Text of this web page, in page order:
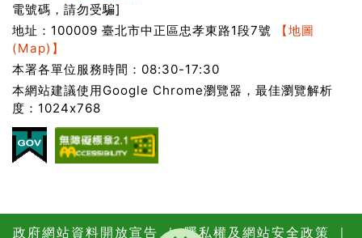
電號碼，請勿受騙]
地址：100009 臺北市中正區忠孝東路1段7號
【地圖
(Map)】
本署各單位服務時間：08:30-17:30
本網站建議使用Google Chrome瀏覽器，最佳瀏覽解析
度：1024x768
政府網站資料開放宣告 ｜隱私權及網站安全政策 ｜